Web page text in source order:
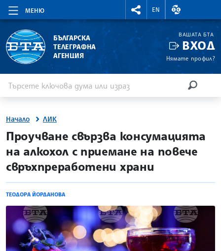
МЕНЮ
RIGHTMENU.SOCIAL
EN
ВАЛУТНИ
БЪЛГАРСКА
ТЕЛЕГРАФНА
АГЕНЦИЯ
ВАШАТА БТА
ВХОД
Нямате профил?
Начало ЛИК
site.bta
Проучване свързва консумацията
на алкохол с приемане на повече
свръхпреработени храни
ТЕОДОРА ЙОРДАНОВА